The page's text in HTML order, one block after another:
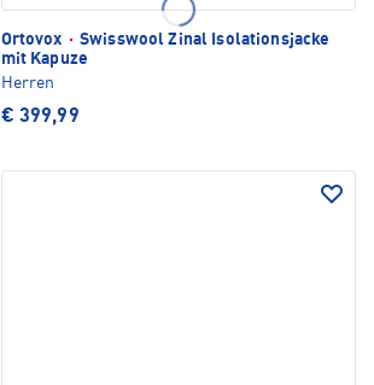
Ortovox · Swisswool Zinal Isolationsjacke
mit Kapuze
Herren
€ 399,99